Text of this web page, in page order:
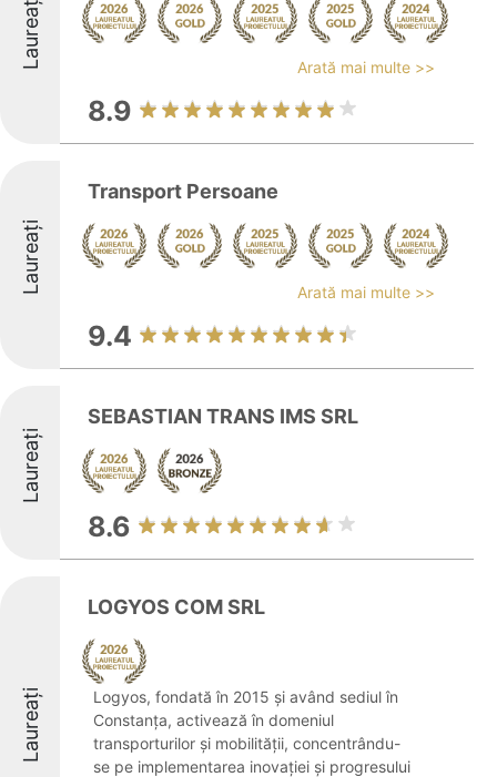
Laureați Arată mai multe >>
8.9
Laureați
Transport Persoane
Arată mai multe >>
9.4
Laureați
SEBASTIAN TRANS IMS SRL
8.6
Laureați
LOGYOS COM SRL
Logyos, fondată în 2015 și având sediul în
Constanța, activează în domeniul
transporturilor și mobilității, concentrându-
se pe implementarea inovației și progresului